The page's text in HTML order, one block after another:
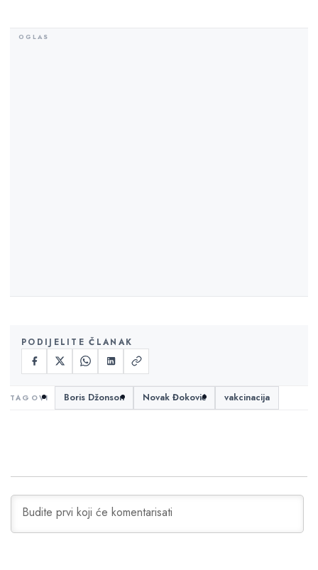
PODIJELITE ČLANAK
Boris Džonson Novak Đoković vakcinacija